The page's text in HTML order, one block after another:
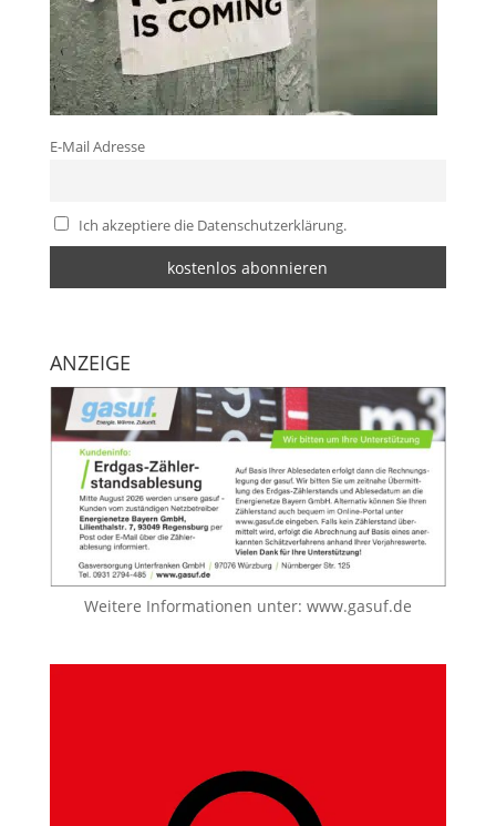
E-Mail Adresse
Ich akzeptiere die Datenschutzerklärung.
ANZEIGE
Weitere Informationen unter: www.gasuf.de